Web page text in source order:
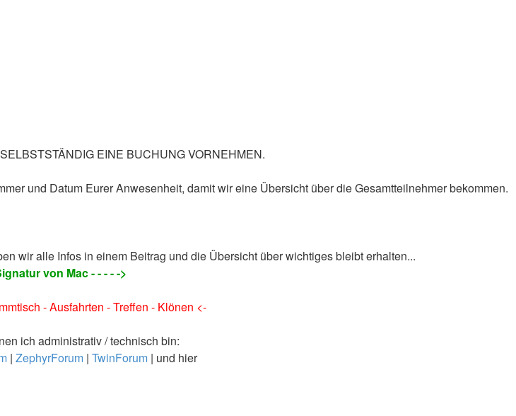
EINE BUCHUNG VORNEHMEN.
und Datum Eurer Anwesenheit, damit wir eine Übersicht über die Gesamtteilnehmer bekommen.
wir alle Infos in einem Beitrag und die Übersicht über wichtiges bleibt erhalten...
von Mac - - - - ->
- Ausfahrten - Treffen - Klönen <-
ich administrativ / technisch bin:
| ZephyrForum| TwinForum| und hier